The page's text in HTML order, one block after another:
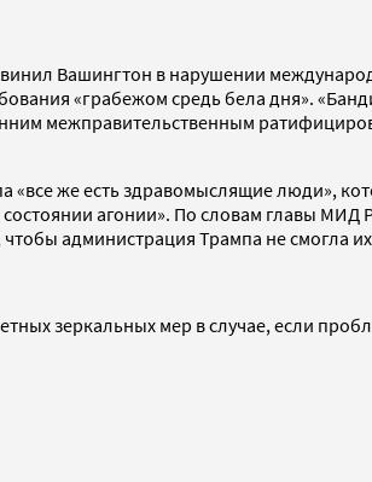
Вашингтон в нарушении
«грабежом средь бела дня».
межправительственным
же есть здравомыслящие люди»,
агонии». По словам главы МИД
администрация Трампа не смогла их
зеркальных мер в случае, если